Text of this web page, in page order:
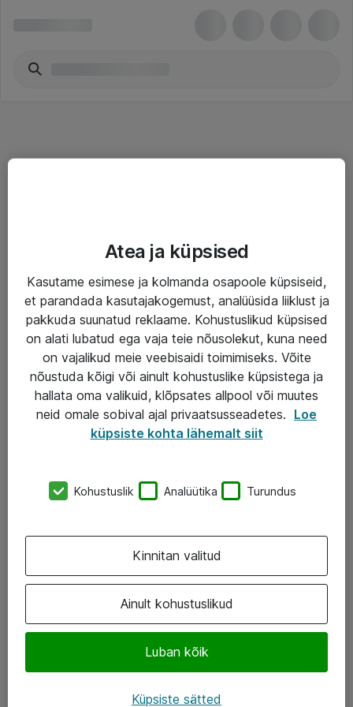
Haldusteenused
Garantii
Turva- ja nõrkvoolulahendused
AS ATEA
+372 659 3591
Järvevana tee 7b, 10112 Tallinn
Facebook
Atea ja küpsised
Kasutame esimese ja kolmanda osapoole küpsiseid,
et parandada kasutajakogemust, analüüsida liiklust ja
pakkuda suunatud reklaame. Kohustuslikud küpsised
on alati lubatud ega vaja teie nõusolekut, kuna need
on vajalikud meie veebisaidi toimimiseks. Võite
nõustuda kõigi või ainult kohustuslike küpsistega ja
hallata oma valikuid, klõpsates allpool või muutes
neid omale sobival ajal privaatsusseadetes. Loe
küpsiste kohta lähemalt siit
Kohustuslik Analüütika Turundus
Ainult kohustuslikud
Luban kõik
Kinnitan valitud
Küpsiste sätted